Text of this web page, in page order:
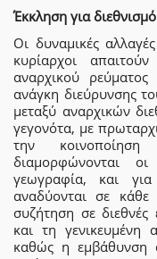
Έκκληση για
Οι δυναμικές
κυρίαρχοι
αναρχικού
ανάγκη διεύρυνσης
μεταξύ αναρχικών
γεγονότα, με
την
διαμορφώνονται
γεωγραφία, και για
αναδύονται σε
συζήτηση σε
και τη γενικευμένη
καθώς η εμβάθυνση